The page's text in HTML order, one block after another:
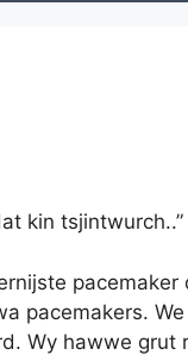
kin
pacemakers.
Wy hawwe grut